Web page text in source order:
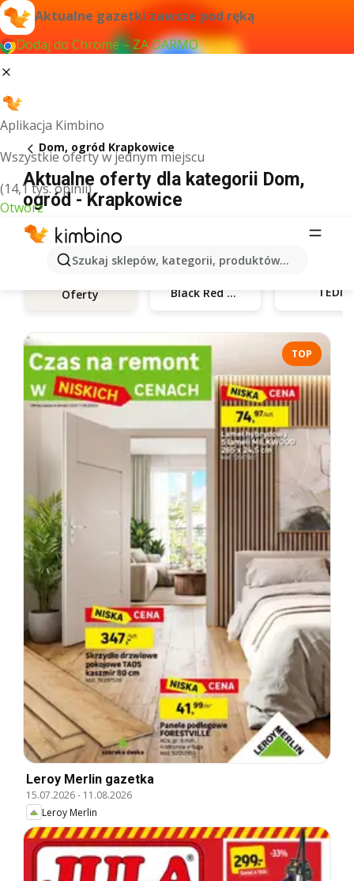
Aktualne gazetki zawsze pod ręką
Dodaj do Chrome – ZA DARMO
Aplikacja Kimbino
Wszystkie oferty w jednym miejscu
(14,1 tys. opinii)
Otwórz
Szukaj sklepów, kategorii, produktów...
Dom, ogród Krapkowice
Aktualne oferty dla kategorii Dom,
ogród - Krapkowice
Oferty Black Red White TEDi
TOP
Leroy Merlin gazetka
15.07.2026- 11.08.2026
Leroy Merlin